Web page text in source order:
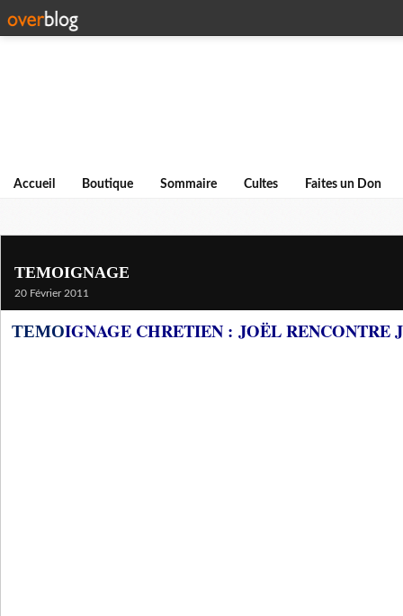
Accueil Boutique Sommaire Cultes Faites un Don
TEMOIGNAGE
20 Février 2011
TEMOIGNAGE CHRETIEN : JOËL RENCONTRE